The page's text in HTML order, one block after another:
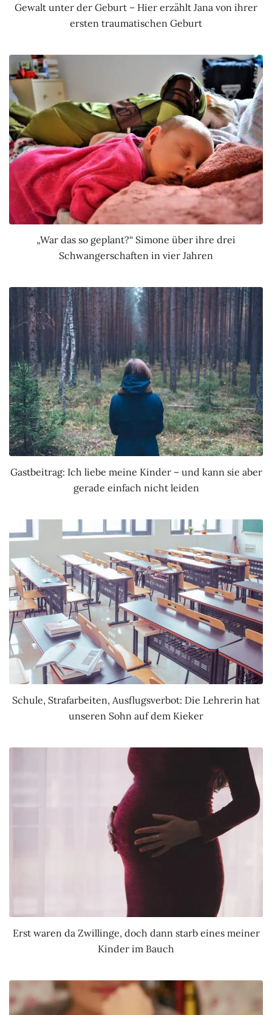
Gewalt unter der Geburt – Hier erzählt Jana von ihrer
ersten traumatischen Geburt
„War das so geplant?“ Simone über ihre drei
Schwangerschaften in vier Jahren
Gastbeitrag: Ich liebe meine Kinder – und kann sie aber
gerade einfach nicht leiden
Schule, Strafarbeiten, Ausflugsverbot: Die Lehrerin hat
unseren Sohn auf dem Kieker
Erst waren da Zwillinge, doch dann starb eines meiner
Kinder im Bauch